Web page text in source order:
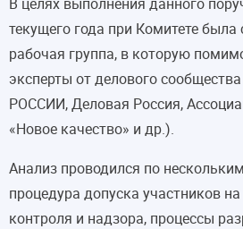
текущего года при Комитете
рабочая группа, в которую
эксперты от делового
РОССИИ, Деловая Россия,
«Новое качество» и др.).
Анализ проводился по
процедура допуска участников
контроля и надзора, процессы